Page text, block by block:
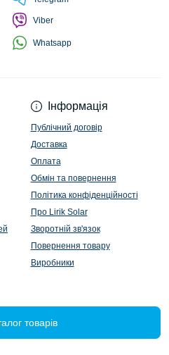
Інформація
Публічний договір
Доставка
Оплата
Обмін та повернення
Політика конфіденційності
Про Lirik Solar
Зворотній зв'язок
Повернення товару
Виробники
товарів
Viber
Whatsapp